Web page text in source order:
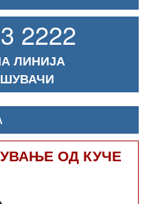
2222
ЛИНИЈА
ОД КУЧЕ